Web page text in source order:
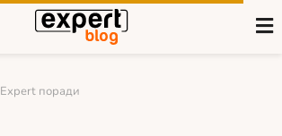
Expert поради